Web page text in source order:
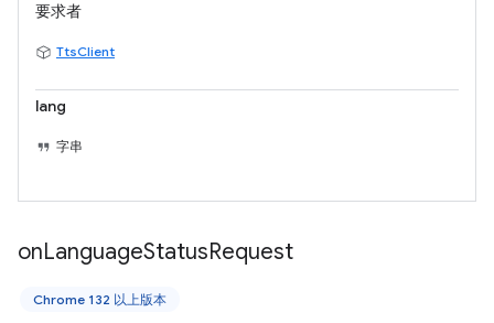
要求者
TtsClient
lang
字串
onLanguageStatusRequest
Chrome 132 以上版本